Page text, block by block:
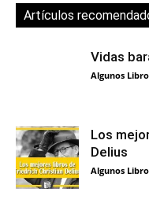
Artículos
Vidas
Algunos
Los
Delius
Algunos